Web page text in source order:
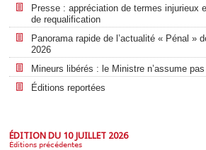
Presse : appréciation de termes injurieux
de requalification
Panorama rapide de l’actualité « Pénal »
2026
Mineurs libérés : le Ministre n’assume
Éditions reportées
ÉDITION DU 10 JUILLET 2026
Éditions précédentes